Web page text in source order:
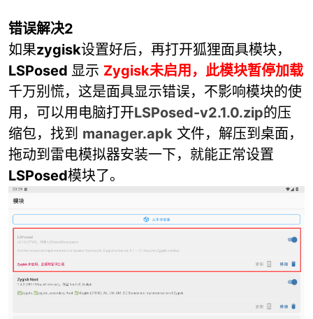
错误解决2
如果zygisk设置好后，再打开狐狸面具模块，
LSPosed 显示 Zygisk未启用，此模块暂停加载
千万别慌，这是面具显示错误，不影响模块的使
用，可以用电脑打开LSPosed-v2.1.0.zip的压
缩包，找到 manager.apk 文件，解压到桌面，
拖动到雷电模拟器安装一下，就能正常设置
LSPosed模块了。